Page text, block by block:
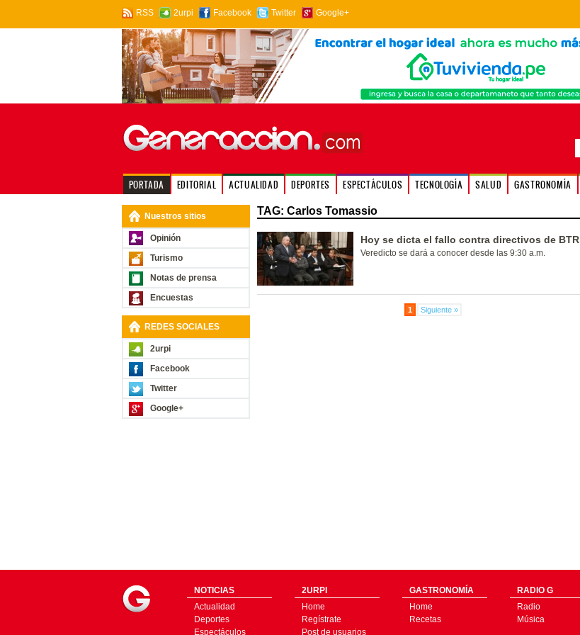
RSS 2urpi Facebook Twitter Google+
PORTADA EDITORIAL ACTUALIDAD DEPORTES ESPECTÁCULOS TECNOLOGÍA SALUD GASTRONOMÍA
Nuestros sitios
Opinión
Turismo
Notas de prensa
Encuestas
REDES SOCIALES
2urpi
Facebook
Twitter
Google+
TAG: Carlos Tomassio
Hoy se dicta el fallo contra directivos de BTR
Veredicto se dará a conocer desde las 9:30 a.m.
1 Siguiente »
NOTICIAS
Actualidad
Deportes
Espectáculos
2URPI
Home
Regístrate
Post de usuarios
GASTRONOMÍA
Home
Recetas
RADIO G
Radio
Música